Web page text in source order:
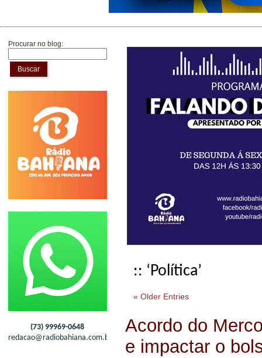
Procurar no blog:
Buscar
(73) 99969-0648
redacao@radiobahiana.com.br
:: ‘Política’
« Older Entries
Acordo do
e impactar o